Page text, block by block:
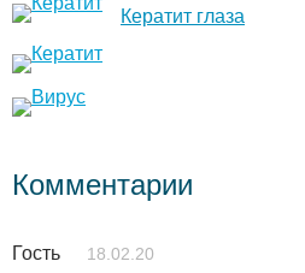
Кератит глаза
Комментарии
Гость 18.02.20